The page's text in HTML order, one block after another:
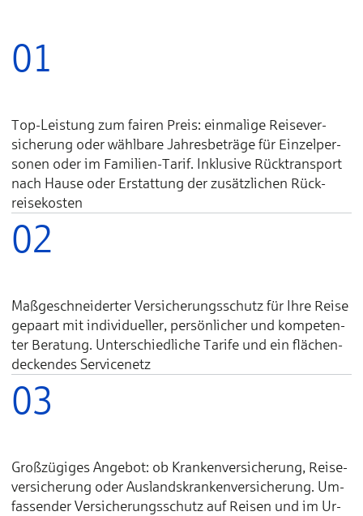
01
Top-Lei­stung zum fairen Preis: ein­malige Reise­ver­
sicherung oder wähl­bare Jahres­be­träge für Ein­zel­per­
sonen oder im Fami­lien-Tarif. In­klusive Rück­trans­port
nach Hause oder Er­stat­tung der zu­sätz­lichen Rück­
reise­kos­ten
02
Maß­ge­schnei­derter Ver­si­che­rungs­schutz für Ihre Rei­se
ge­paart mit indi­vidu­el­ler, per­sön­li­cher und kom­pe­ten­
ter Be­ra­tung. Un­ter­schied­liche Ta­rife und ein flächen­
deck­endes Ser­vice­netz
03
Groß­zü­giges Ange­bot: ob Kranken­ver­sicherung, Reise­
ver­sicherung oder Aus­lands­kran­ken­ver­sicherung. Um­
fas­sender Ver­sicherungs­schutz auf Rei­sen und im Ur­